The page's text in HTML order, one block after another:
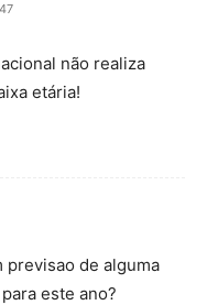
não realiza
etária!
previsao de alguma
este ano?